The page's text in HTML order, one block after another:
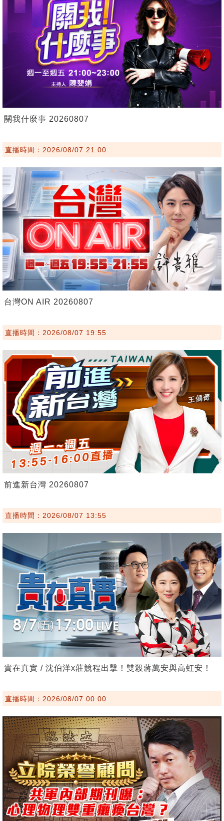
關我什麼事 20260807
直播時間：2026/08/07 21:00
台灣ON AIR 20260807
直播時間：2026/08/07 19:55
前進新台灣 20260807
直播時間：2026/08/07 13:55
貴在真實 / 沈伯洋x莊競程出擊！雙殺蔣萬安與高虹安！
直播時間：2026/08/07 00:00